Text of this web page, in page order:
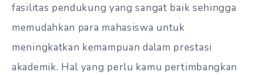
fasilitas pendukung yang sangat baik sehingga
memudahkan para mahasiswa untuk
meningkatkan kemampuan dalam prestasi
akademik. Hal yang perlu kamu pertimbangkan